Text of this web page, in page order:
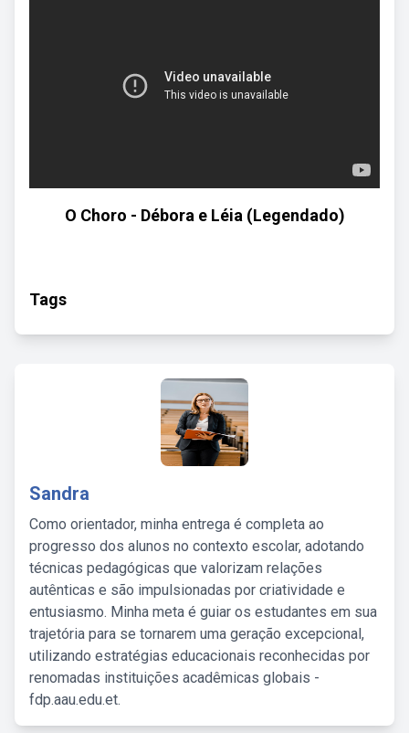
O Choro - Débora e Léia (Legendado)
Tags
Sandra
Como orientador, minha entrega é completa ao
progresso dos alunos no contexto escolar, adotando
técnicas pedagógicas que valorizam relações
autênticas e são impulsionadas por criatividade e
entusiasmo. Minha meta é guiar os estudantes em sua
trajetória para se tornarem uma geração excepcional,
utilizando estratégias educacionais reconhecidas por
renomadas instituições acadêmicas globais -
fdp.aau.edu.et.